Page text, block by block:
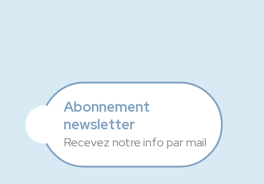
Abonnement
newsletter
Recevez notre info par mail